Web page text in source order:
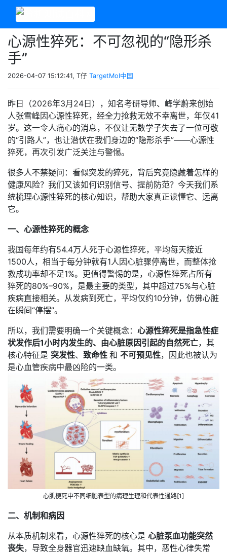
心源性猝死：不可忽视的“隐形杀
手”
2026-04-07 15:12:41, T仔 TargetMol中国
昨日（2026年3月24日），知名考研导师、峰学蔚来创始
人张雪峰因心源性猝死，经全力抢救无效不幸离世，年仅41
岁。这一令人痛心的消息，不仅让无数学子失去了一位可敬
的“引路人”，也让潜伏在我们身边的“隐形杀手”——心源性
猝死，再次引发广泛关注与警惕。
很多人不禁疑问：看似突发的猝死，背后究竟隐藏着怎样的
健康风险？我们又该如何识别信号、提前防范？今天我们系
统梳理心源性猝死的核心知识，帮助大家真正读懂它、远离
它。
一、心源性猝死的概念
我国每年约有54.4万人死于心源性猝死，平均每天接近
1500人，相当于每分钟就有1人因心脏骤停离世，而整体抢
救成功率却不足1%。更值得警惕的是，心源性猝死占所有
猝死的80%–90%，是最主要的类型，其中超过75%与心脏
疾病直接相关。从发病到死亡，平均仅约10分钟，仿佛心脏
在瞬间“停摆”。
所以，我们需要明确一个关键概念： 心源性猝死是指急性症
状发作后1小时内发生的、由心脏原因引起的自然死亡，其
核心特征是 突发性、 致命性 和 不可预见性，因此也被认为
是心血管疾病中最凶险的一类。
心肌梗死中不同细胞表型的病理生理和代表性通路[1]
二、机制和病因
从本质机制来看，心源性猝死的核心是 心脏泵血功能突然
丧失，导致全身器官迅速缺血缺氧。其中，恶性心律失常